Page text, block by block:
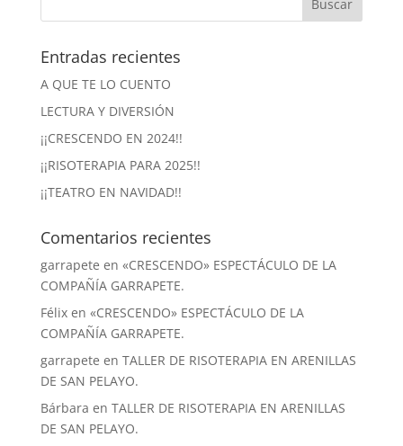
Entradas recientes
A QUE TE LO CUENTO
LECTURA Y DIVERSIÓN
¡¡CRESCENDO EN 2024!!
¡¡RISOTERAPIA PARA 2025!!
¡¡TEATRO EN NAVIDAD!!
Comentarios recientes
garrapete en «CRESCENDO» ESPECTÁCULO DE LA
COMPAÑÍA GARRAPETE.
Félixen «CRESCENDO» ESPECTÁCULO DE LA
COMPAÑÍA GARRAPETE.
garrapete en TALLER DE RISOTERAPIA EN ARENILLAS
DE SAN PELAYO.
Bárbara en TALLER DE RISOTERAPIA EN ARENILLAS
DE SAN PELAYO.